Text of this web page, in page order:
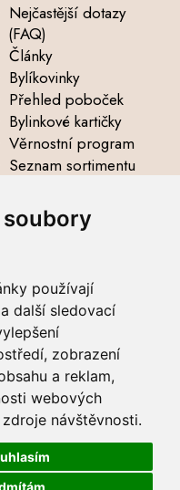
soubory
používají
další sledovací
zobrazení
a reklam,
webových
návštěvnosti.
Nejčastější dotazy
(FAQ)
Články
Bylíkovinky
Přehled poboček
Bylinkové kartičky
Věrnostní program
Seznam sortimentu
údajů
|Zásady zpracování